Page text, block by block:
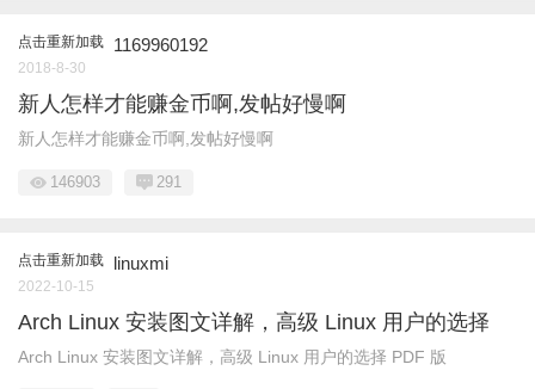
点击重新加载 1169960192
2018-8-30
新人怎样才能赚金币啊,发帖好慢啊
新人怎样才能赚金币啊,发帖好慢啊
146903 291
点击重新加载 linuxmi
2022-10-15
Arch Linux 安装图文详解，高级 Linux 用户的选择
Arch Linux 安装图文详解，高级 Linux 用户的选择 PDF 版